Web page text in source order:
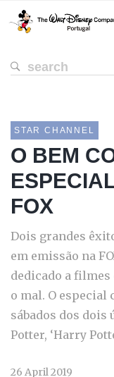
STAR CHANNEL
O BEM
FOX
Dois grandes
em emissão na
dedicado a
o mal. O especial
sábados dos
Potter, ‘Harry
26 April 2019